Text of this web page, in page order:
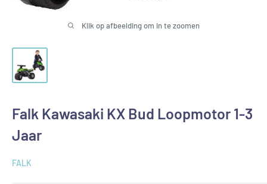
Klik op afbeelding om in te zoomen
Falk Kawasaki KX Bud Loopmotor 1-3
Jaar
FALK